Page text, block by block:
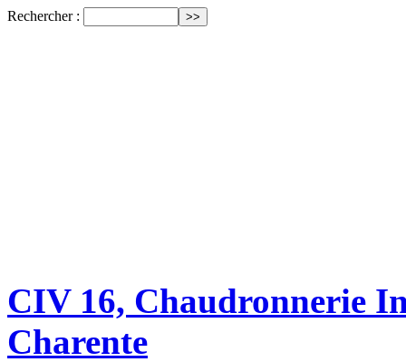
Rechercher :
CIV 16, Chaudronnerie
Charente